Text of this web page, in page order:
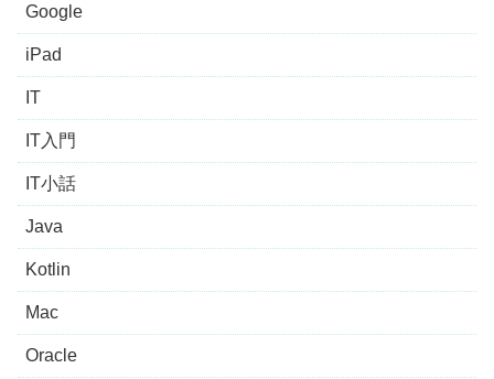
Google
iPad
IT
IT入門
IT小話
Java
Kotlin
Mac
Oracle